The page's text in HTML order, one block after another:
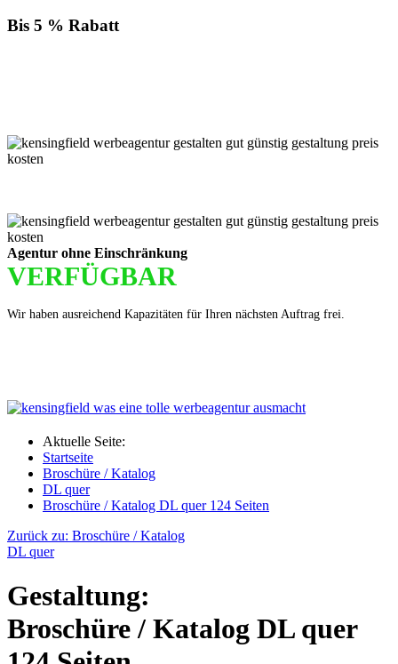
Bis 5 % Rabatt
Agentur ohne Einschränkung
VERFÜGBAR
Wir haben ausreichend Kapazitäten für Ihren nächsten Auftrag frei.
Aktuelle Seite:
Startseite
Broschüre / Katalog
DL quer
Broschüre / Katalog DL quer 124 Seiten
Zurück zu: Broschüre / Katalog
DL quer
Gestaltung:
Broschüre / Katalog DL quer